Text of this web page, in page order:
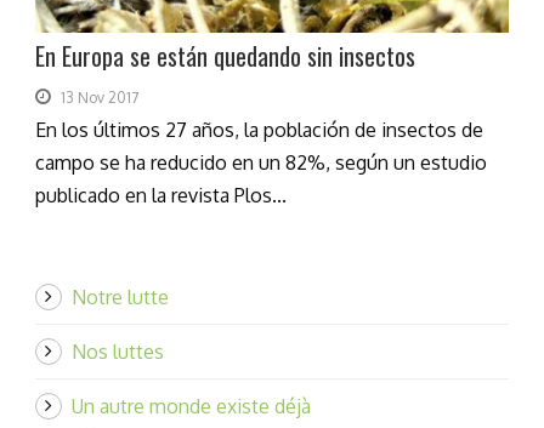
En Europa se están quedando sin insectos
13 Nov 2017
En los últimos 27 años, la población de insectos de
campo se ha reducido en un 82%, según un estudio
publicado en la revista Plos...
Notre lutte
Nos luttes
Un autre monde existe déjà